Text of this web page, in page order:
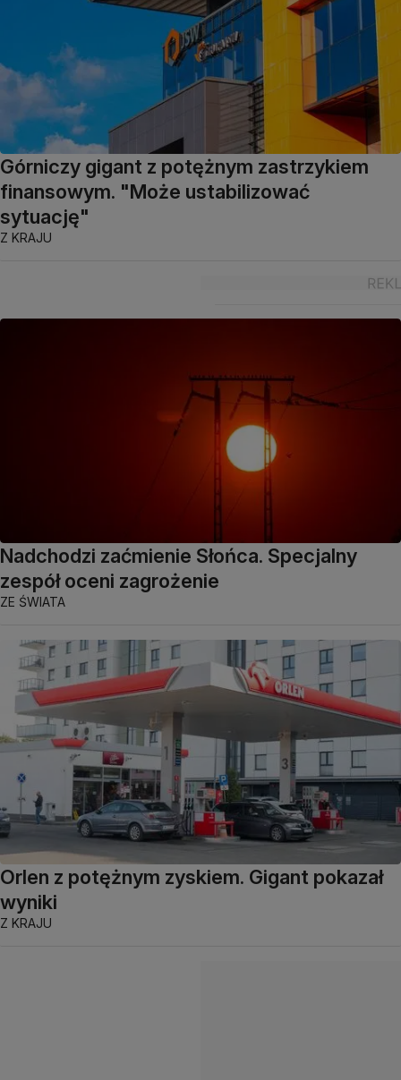
Górniczy gigant z potężnym zastrzykiem
finansowym. "Może ustabilizować
sytuację"
Z KRAJU
Nadchodzi zaćmienie Słońca. Specjalny
zespół oceni zagrożenie
ZE ŚWIATA
Orlen z potężnym zyskiem. Gigant pokazał
wyniki
Z KRAJU